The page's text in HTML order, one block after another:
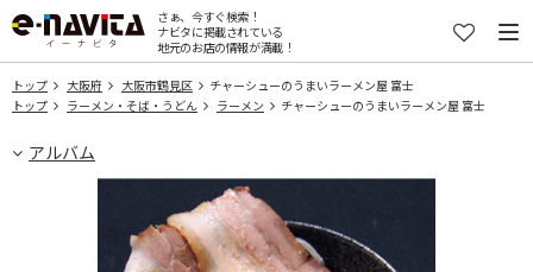
さぁ、今すぐ検索！
ナビタに掲載されている
地元のお店の情報が満載！
トップ 大阪府 大阪市鶴見区
チャーシューのうまいラーメン屋 富士
トップ
ラーメン・そば・うどん ラーメン チャーシューのうまいラーメン屋 富士
アルバム